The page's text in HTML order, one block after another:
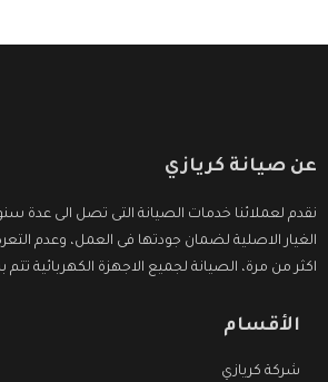
عن صيانة كريازي
نقدم لعملائنا خدمات الصيانة التى تصل الى عدة
الغيار الاصلية لضمان جودتها فى العمل، وعدم
اكثر من مرة، الصيانة لجميع الاجهزة الكهربائية
الأقسام
شركة كريازي